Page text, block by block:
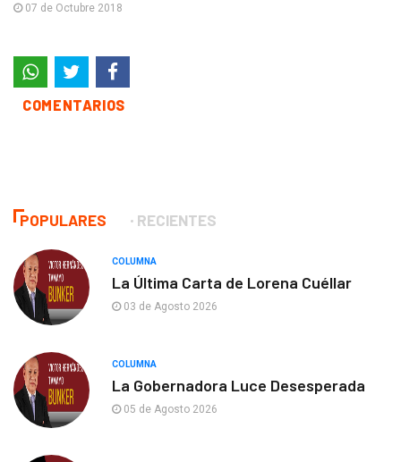
07 de Octubre 2018
COMENTARIOS
POPULARES RECIENTES
COLUMNA
La Última Carta de Lorena Cuéllar
03 de Agosto 2026
COLUMNA
La Gobernadora Luce Desesperada
05 de Agosto 2026